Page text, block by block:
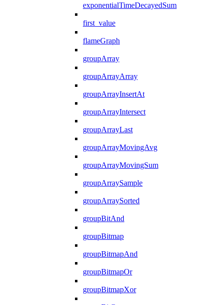
exponentialTimeDecayedSum
first_value
flameGraph
groupArray
groupArrayArray
groupArrayInsertAt
groupArrayIntersect
groupArrayLast
groupArrayMovingAvg
groupArrayMovingSum
groupArraySample
groupArraySorted
groupBitAnd
groupBitmap
groupBitmapAnd
groupBitmapOr
groupBitmapXor